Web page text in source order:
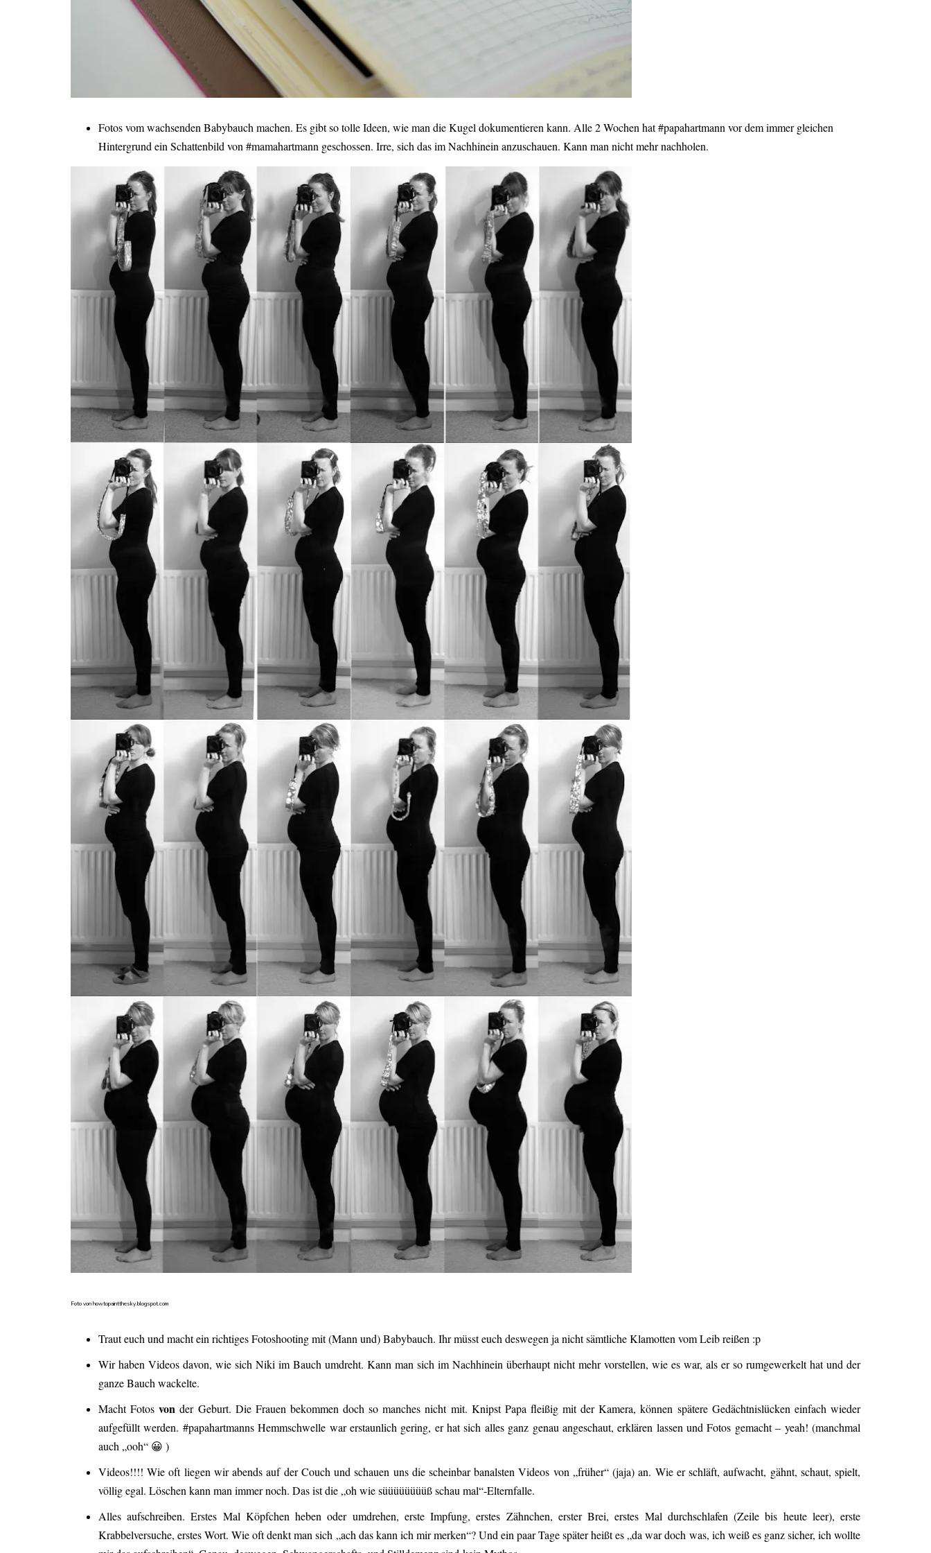
Fotos vom wachsenden Babybauch machen. Es gibt so tolle Ideen, wie man die Kugel dokumentieren kann. Alle 2 Wochen hat #papahartmann vor dem immer gleichen
Hintergrund ein Schattenbild von #mamahartmann geschossen. Irre, sich das im Nachhinein anzuschauen. Kann man nicht mehr nachholen.
Foto von howtopaintthesky.blogspot.com
Traut euch und macht ein richtiges Fotoshooting mit (Mann und) Babybauch. Ihr müsst euch deswegen ja nicht sämtliche Klamotten vom Leib reißen :p
Wir haben Videos davon, wie sich Niki im Bauch umdreht. Kann man sich im Nachhinein überhaupt nicht mehr vorstellen, wie es war, als er so rumgewerkelt hat und der
ganze Bauch wackelte.
Macht Fotosvon der Geburt. Die Frauen bekommen doch so manches nicht mit. Knipst Papa fleißig mit der Kamera, können spätere Gedächtnislücken einfach wieder
aufgefüllt werden. #papahartmanns Hemmschwelle war erstaunlich gering, er hat sich alles ganz genau angeschaut, erklären lassen und Fotos gemacht – yeah! (manchmal
auch „ooh“ 😀 )
Videos!!!! Wie oft liegen wir abends auf der Couch und schauen uns die scheinbar banalsten Videos von „früher“ (jaja) an. Wie er schläft, aufwacht, gähnt, schaut, spielt,
völlig egal. Löschen kann man immer noch. Das ist die „oh wie süüüüüüüüß schau mal“-Elternfalle.
Alles aufschreiben. Erstes Mal Köpfchen heben oder umdrehen, erste Impfung, erstes Zähnchen, erster Brei, erstes Mal durchschlafen (Zeile bis heute leer), erste
Krabbelversuche, erstes Wort. Wie oft denkt man sich „ach das kann ich mir merken“? Und ein paar Tage später heißt es „da war doch was, ich weiß es ganz sicher, ich wollte